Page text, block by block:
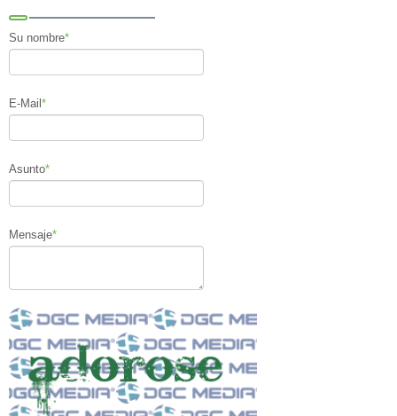
Su nombre*
E-Mail *
Asunto*
Mensaje*